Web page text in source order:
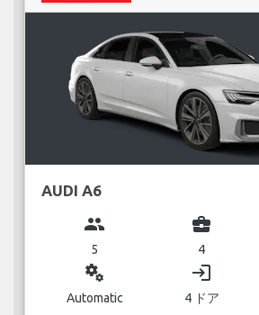
AUDI A6
group
5
business_center
4
miscellaneous_services
Automatic
login
4 ドア